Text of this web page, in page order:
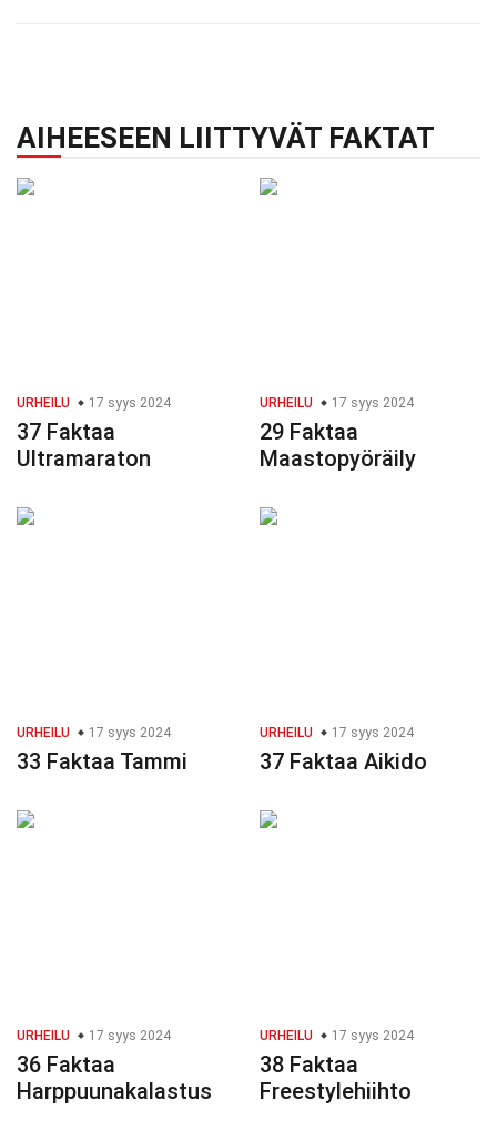
AIHEESEEN LIITTYVÄT FAKTAT
URHEILU 17 syys 2024
37 Faktaa
Ultramaraton
URHEILU 17 syys 2024
29 Faktaa
Maastopyöräily
URHEILU 17 syys 2024
33 Faktaa Tammi
URHEILU 17 syys 2024
37 Faktaa Aikido
URHEILU 17 syys 2024
36 Faktaa
Harppuunakalastus
URHEILU 17 syys 2024
38 Faktaa
Freestylehiihto